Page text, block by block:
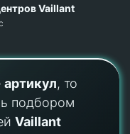
Vaillant
артикул, то
подбором
Vaillant